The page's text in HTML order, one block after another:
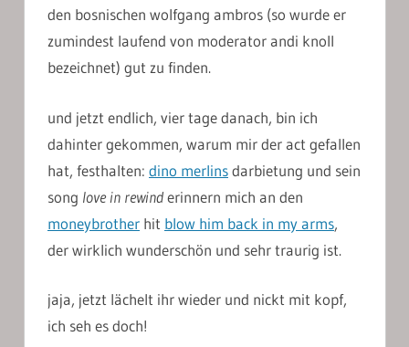
den bosnischen wolfgang ambros (so wurde er
zumindest laufend von moderator andi knoll
bezeichnet) gut zu finden.
und jetzt endlich, vier tage danach, bin ich
dahinter gekommen, warum mir der act gefallen
hat, festhalten: dino merlinsdarbietung und sein
song love in rewinderinnern mich an den
moneybrother hit blow him back in my arms,
der wirklich wunderschön und sehr traurig ist.
jaja, jetzt lächelt ihr wieder und nickt mit kopf,
ich seh es doch!